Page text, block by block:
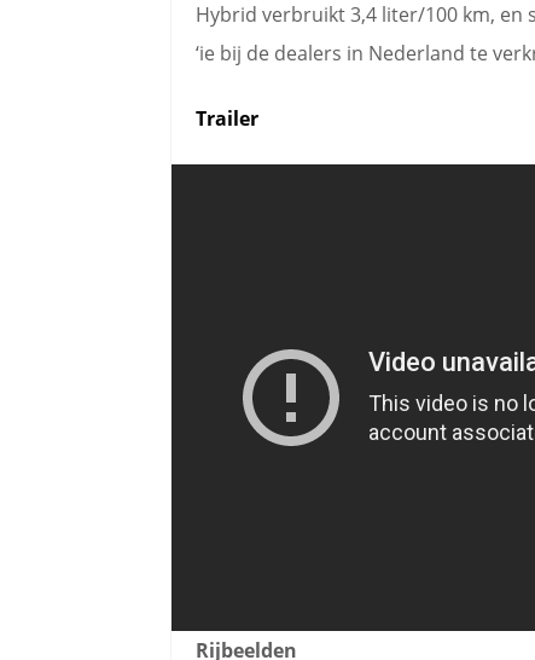
Hybrid verbruikt 3,4 liter/100 km, en
‘ie bij de dealers in Nederland te
Trailer
Rijbeelden